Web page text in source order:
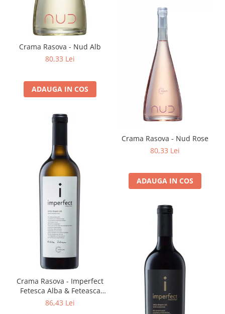
Crama Rasova - Nud Alb
80,33 Lei
ADAUGA IN COS
Crama Rasova - Nud Rose
80,33 Lei
ADAUGA IN COS
Crama Rasova - Imperfect
Fetesca Alba & Feteasca
Regala
86,43 Lei